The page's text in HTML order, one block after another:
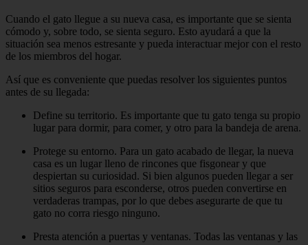
Cuando el gato llegue a su nueva casa, es importante que se sienta
cómodo y, sobre todo, se sienta seguro. Esto ayudará a que la
situación sea menos estresante y pueda interactuar mejor con el resto
de los miembros del hogar.
Así que es conveniente que puedas resolver los siguientes puntos
antes de su llegada:
Define su territorio. Es importante que tu gato tenga su propio
lugar para dormir, para comer, y otro para la bandeja de arena.
Protege su entorno. Para un gato acabado de llegar, la nueva
casa es un lugar lleno de rincones que fisgonear y que
despiertan su curiosidad. Si bien algunos pueden llegar a ser
sitios seguros para esconderse, otros pueden convertirse en
verdaderas trampas, por lo que debes asegurarte de que tu
gato no corra riesgo ninguno.
Presta atención a puertas y ventanas. Todas las ventanas y las